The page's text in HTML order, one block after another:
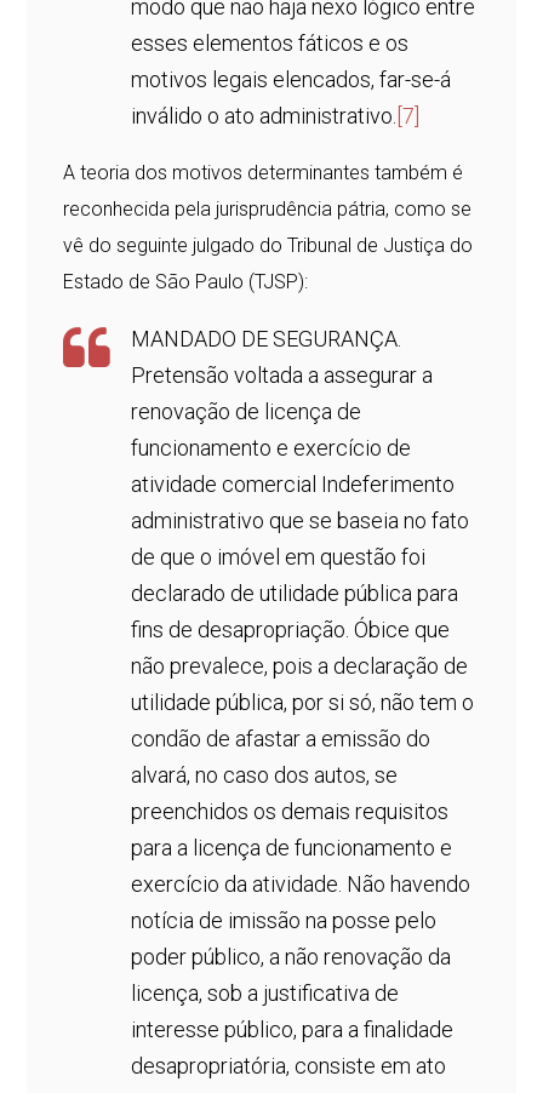
modo que não haja nexo lógico entre
esses elementos fáticos e os
motivos legais elencados, far-se-á
inválido o ato administrativo. [7]
A teoria dos motivos determinantes também é
reconhecida pela jurisprudência pátria, como se
vê do seguinte julgado do Tribunal de Justiça do
Estado de São Paulo (TJSP):
MANDADO DE SEGURANÇA.
Pretensão voltada a assegurar a
renovação de licença de
funcionamento e exercício de
atividade comercial Indeferimento
administrativo que se baseia no fato
de que o imóvel em questão foi
declarado de utilidade pública para
fins de desapropriação. Óbice que
não prevalece, pois a declaração de
utilidade pública, por si só, não tem o
condão de afastar a emissão do
alvará, no caso dos autos, se
preenchidos os demais requisitos
para a licença de funcionamento e
exercício da atividade. Não havendo
notícia de imissão na posse pelo
poder público, a não renovação da
licença, sob a justificativa de
interesse público, para a finalidade
desapropriatória, consiste em ato